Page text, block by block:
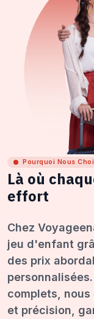
Pourquoi Nous
Là où
effort
Chez
jeu d'enfant
des prix
complets,
et précision,